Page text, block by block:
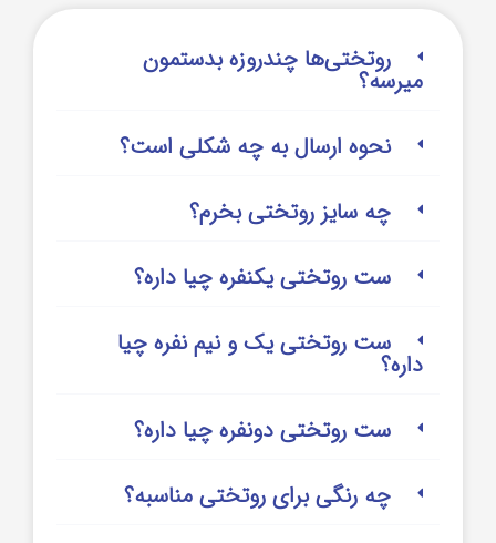
روتختی‌‌ها چندروزه بدستمون
میرسه؟
نحوه ارسال به چه شکلی است؟
چه سایز روتختی بخرم؟
ست روتختی یکنفره چیا داره؟
ست روتختی یک و نیم نفره چیا
داره؟
ست روتختی دونفره چیا داره؟
چه رنگی برای روتختی مناسبه؟